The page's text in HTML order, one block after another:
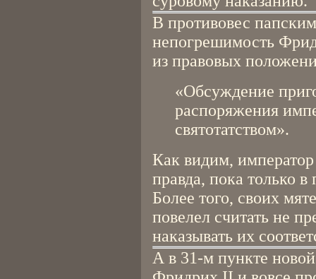
В противовес
непогрешимость
из правовых
«Обсуждение
распоряжения
святотатством».
Как видим, император
правда, пока только в
Более того, своих
повелел считать не
наказывать их
А в 31-м пункте